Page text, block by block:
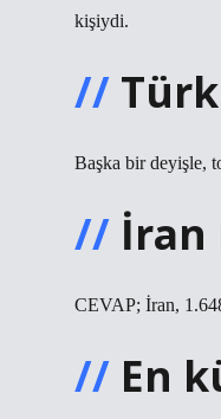
kişiydi.
Başka bir deyişle,
İran
CEVAP; İran,
En